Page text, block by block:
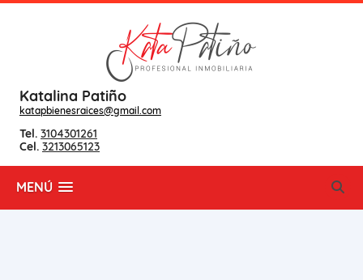
Katalina Patiño
katapbienesraices@gmail.com
Tel. 3104301261
Cel. 3213065123
MENÚ